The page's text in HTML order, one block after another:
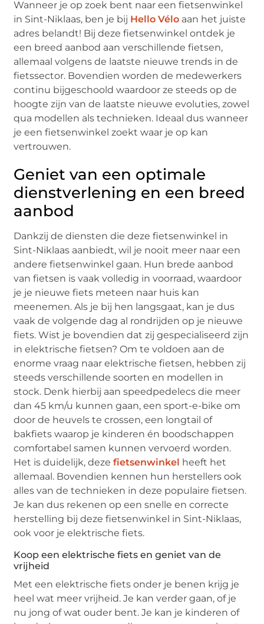
Wanneer je op zoek bent naar een fietsenwinkel
in Sint-Niklaas, ben je bij Hello Vélo aan het juiste
adres belandt! Bij deze fietsenwinkel ontdek je
een breed aanbod aan verschillende fietsen,
allemaal volgens de laatste nieuwe trends in de
fietssector. Bovendien worden de medewerkers
continu bijgeschoold waardoor ze steeds op de
hoogte zijn van de laatste nieuwe evoluties, zowel
qua modellen als technieken. Ideaal dus wanneer
je een fietsenwinkel zoekt waar je op kan
vertrouwen.
Geniet van een optimale
dienstverlening en een breed
aanbod
Dankzij de diensten die deze fietsenwinkel in
Sint-Niklaas aanbiedt, wil je nooit meer naar een
andere fietsenwinkel gaan. Hun brede aanbod
van fietsen is vaak volledig in voorraad, waardoor
je je nieuwe fiets meteen naar huis kan
meenemen. Als je bij hen langsgaat, kan je dus
vaak de volgende dag al rondrijden op je nieuwe
fiets. Wist je bovendien dat zij gespecialiseerd zijn
in elektrische fietsen? Om te voldoen aan de
enorme vraag naar elektrische fietsen, hebben zij
steeds verschillende soorten en modellen in
stock. Denk hierbij aan speedpedelecs die meer
dan 45 km/u kunnen gaan, een sport-e-bike om
door de heuvels te crossen, een longtail of
bakfiets waarop je kinderen én boodschappen
comfortabel samen kunnen vervoerd worden.
Het is duidelijk, dezefietsenwinkel heeft het
allemaal. Bovendien kennen hun herstellers ook
alles van de technieken in deze populaire fietsen.
Je kan dus rekenen op een snelle en correcte
herstelling bij deze fietsenwinkel in Sint-Niklaas,
ook voor je elektrische fiets.
Koop een elektrische fiets en geniet van de
vrijheid
Met een elektrische fiets onder je benen krijg je
heel wat meer vrijheid. Je kan verder gaan, of je
nu jong of wat ouder bent. Je kan je kinderen of